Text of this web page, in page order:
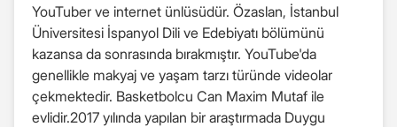
YouTuber ve internet ünlüsüdür. Özaslan, İstanbul
Üniversitesi İspanyol Dili ve Edebiyatı bölümünü
kazansa da sonrasında bırakmıştır. YouTube'da
genellikle makyaj ve yaşam tarzı türünde videolar
çekmektedir. Basketbolcu Can Maxim Mutaf ile
evlidir.2017 yılında yapılan bir araştırmada Duygu